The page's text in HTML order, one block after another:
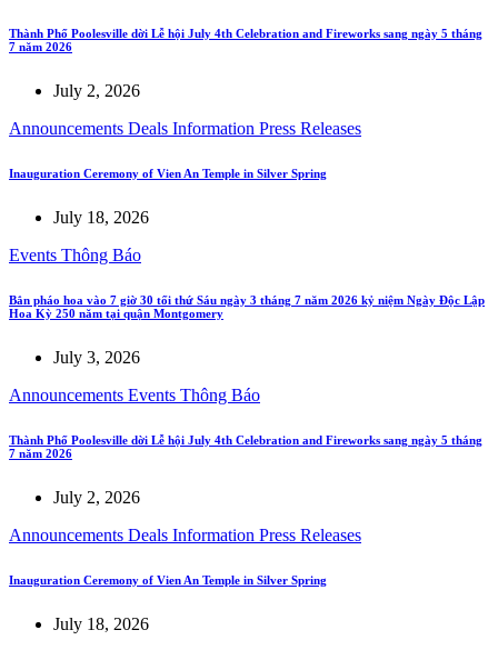
Thành Phố Poolesville dời Lễ hội July 4th Celebration and Fireworks sang ngày 5 tháng
7 năm 2026
July 2, 2026
Announcements Deals Information Press Releases
Inauguration Ceremony of Vien An Temple in Silver Spring
July 18, 2026
Events Thông Báo
Bắn pháo hoa vào 7 giờ 30 tối thứ Sáu ngày 3 tháng 7 năm 2026 kỷ niệm Ngày Độc Lập
Hoa Kỳ 250 năm tại quận Montgomery
July 3, 2026
Announcements Events Thông Báo
Thành Phố Poolesville dời Lễ hội July 4th Celebration and Fireworks sang ngày 5 tháng
7 năm 2026
July 2, 2026
Announcements Deals Information Press Releases
Inauguration Ceremony of Vien An Temple in Silver Spring
July 18, 2026